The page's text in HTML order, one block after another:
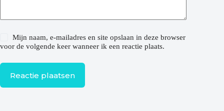
Mijn naam, e-mailadres en site opslaan in deze browser
voor de volgende keer wanneer ik een reactie plaats.
Reactie plaatsen